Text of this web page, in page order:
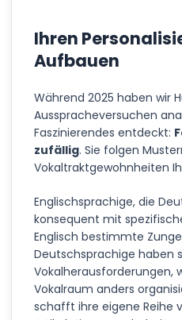
Ihren
Aufbauen
Während 2025 haben wir
Ausspracheversuchen
Faszinierendes entdeckt:
zufällig. Sie folgen
Vokaltraktgewohnheiten
Englischsprachige, die
konsequent mit
Englisch bestimmte
Deutschsprachige haben
Vokalherausforderungen,
Vokalraum anders
schafft ihre eigene Reihe